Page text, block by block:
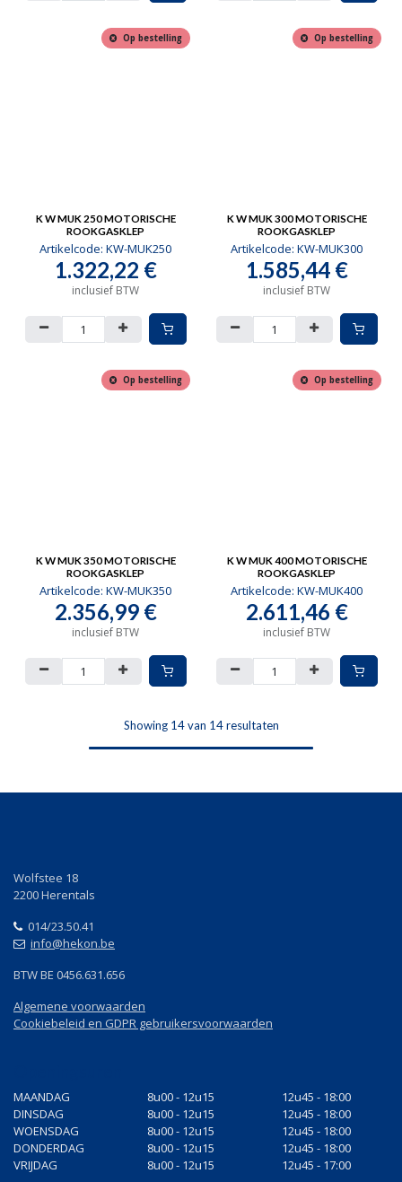
Op bestelling
K W MUK 250 MOTORISCHE
ROOKGASKLEP
Artikelcode: KW-MUK250
1.322,22 €
inclusief BTW
Op bestelling
K W MUK 300 MOTORISCHE
ROOKGASKLEP
Artikelcode: KW-MUK300
1.585,44€
inclusief BTW
Op bestelling
K W MUK 350 MOTORISCHE
ROOKGASKLEP
Artikelcode: KW-MUK350
2.356,99€
inclusief BTW
Op bestelling
K W MUK 400 MOTORISCHE
ROOKGASKLEP
Artikelcode: KW-MUK400
2.611,46 €
inclusief BTW
Showing 14 van 14 resultaten
Wolfstee 18
2200 Herentals
014/23.50.41
info@hekon.be
BTW BE 0456.631.656
Algemene voorwaarden
Cookiebeleid en GDPR gebruikersvoorwaarden
MAANDAG
DINSDAG
WOENSDAG
DONDERDAG
VRIJDAG
8u00 - 12u15
8u00 - 12u15
8u00 - 12u15
8u00 - 12u15
8u00 - 12u15
12u45 - 18:00
12u45 - 18:00
12u45 - 18:00
12u45 - 18:00
12u45 - 17:00